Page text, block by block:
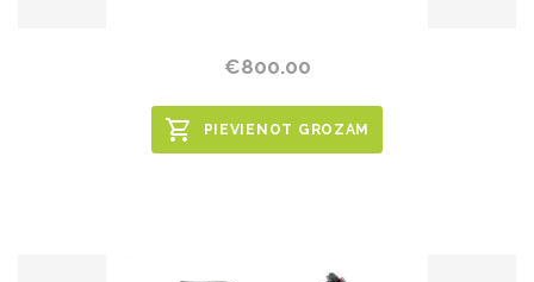
€800.00
PIEVIENOT GROZAM